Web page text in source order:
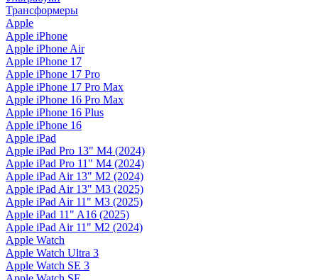
Трансформеры
Apple
Apple iPhone
Apple iPhone Air
Apple iPhone 17
Apple iPhone 17 Pro
Apple iPhone 17 Pro Max
Apple iPhone 16 Pro Max
Apple iPhone 16 Plus
Apple iPhone 16
Apple iPad
Apple iPad Pro 13" M4 (2024)
Apple iPad Pro 11" M4 (2024)
Apple iPad Air 13" M2 (2024)
Apple iPad Air 13" M3 (2025)
Apple iPad Air 11" M3 (2025)
Apple iPad 11" A16 (2025)
Apple iPad Air 11" M2 (2024)
Apple Watch
Apple Watch Ultra 3
Apple Watch SE 3